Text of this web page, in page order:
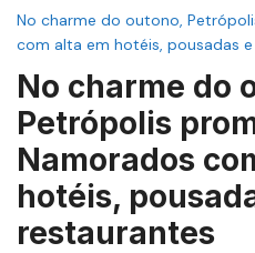
No charme do outono,
com alta em hotéis, pousadas
No charme do
Petrópolis
Namorados
hotéis,
restaurantes